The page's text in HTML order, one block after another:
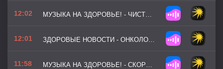
12:02 МУЗЫКА НА ЗДОРОВЬЕ! - ЧИСТАЯ ЭНЕРГИЯ
12:01 ЗДОРОВЫЕ НОВОСТИ - ОНКОЛОГ РАЗВЕЯЛ МИФЫ О РОДИНКАХ
11:58 МУЗЫКА НА ЗДОРОВЬЕ! - СКОРОСТЬ МЫСЛИ (ВЕРСИЯ 2)